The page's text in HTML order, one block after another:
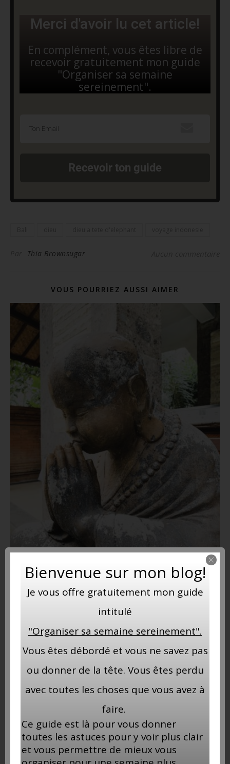
Merci d'avoir lu cet article!
En complément, vous êtes libre de
recevoir gratuitement mon guide
"Organiser sa semaine
sereinement".
Recevoir ton guide
Thia Brownsugar
VOUS POURRIEZ AUSSI AIMER
Bali…
Bienvenue sur mon blog!
Je vous offre gratuitement mon guide
intitulé
"Organiser sa semaine sereinement".
Vous êtes débordé et vous ne savez pas
ou donner de la tête. Vous êtes perdu
avec toutes les choses que vous avez à
faire.
Ce guide est là pour vous donner
toutes les astuces pour y voir plus clair
et vous permettre de mieux vous